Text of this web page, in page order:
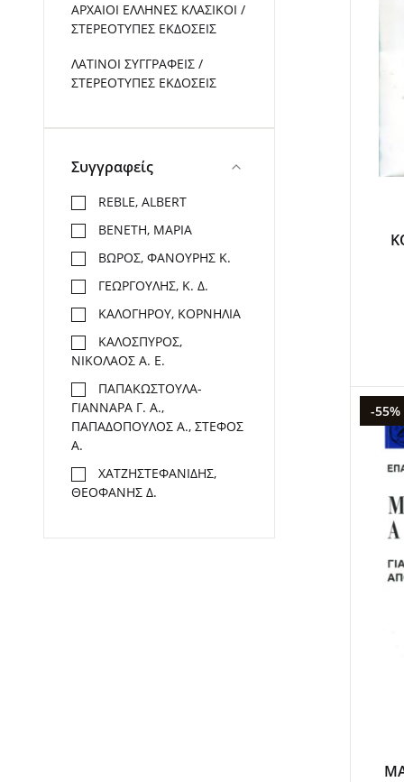
ΑΡΧΑΙΟΙ ΕΛΛΗΝΕΣ ΚΛΑΣΙΚΟΙ /
ΣΤΕΡΕΟΤΥΠΕΣ ΕΚΔΟΣΕΙΣ
ΛΑΤΙΝΟΙ ΣΥΓΓΡΑΦΕΙΣ /
ΣΤΕΡΕΟΤΥΠΕΣ ΕΚΔΟΣΕΙΣ
Συγγραφείς
REBLE, ALBERT
ΒΕΝΕΤΗ, ΜΑΡΙΑ
ΒΩΡΟΣ, ΦΑΝΟΥΡΗΣ Κ.
ΓΕΩΡΓΟΥΛΗΣ, Κ. Δ.
ΚΑΛΟΓΗΡΟΥ, ΚΟΡΝΗΛΙΑ
ΚΑΛΟΣΠΥΡΟΣ,
ΝΙΚΟΛΑΟΣ Α. Ε.
ΠΑΠΑΚΩΣΤΟΥΛΑ-
ΓΙΑΝΝΑΡΑ Γ. Α.,
ΠΑΠΑΔΟΠΟΥΛΟΣ Α., ΣΤΕΦΟΣ
Α.
ΧΑΤΖΗΣΤΕΦΑΝΙΔΗΣ,
ΘΕΟΦΑΝΗΣ Δ.
-55%